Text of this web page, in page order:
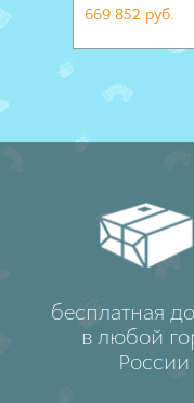
669 852 руб.
бесплатная
в любой
России